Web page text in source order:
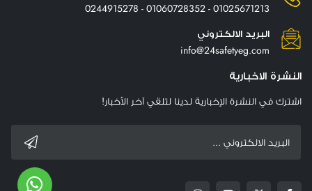
01025671213 - 01060728352 - 0244915278
البريد الالكتروني
info@24safetyeg.com
النشرة الاخبارية
اشترك في النشرة الإخبارية لدينا لتلقي آخر الأخبار!